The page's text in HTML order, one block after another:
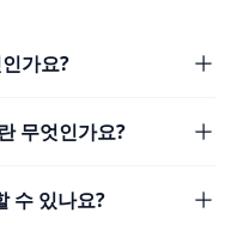
가요?
무엇인가요?
수 있나요?